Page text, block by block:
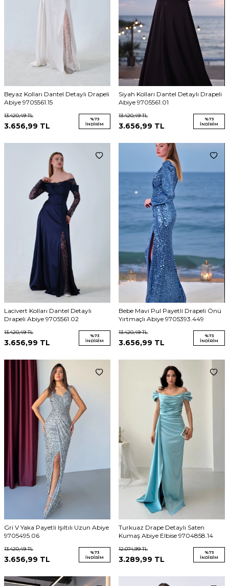
Beyaz Kolları Dantel Detaylı Drapeli
Abiye 9705561.15
13.420,49TL
3.656,99 TL
%73
İNDIRIM
Siyah Kolları Dantel Detaylı Drapeli
Abiye 9705561.01
13.420,49TL
3.656,99 TL
%73
İNDIRIM
Lacivert Kolları Dantel Detaylı
Drapeli Abiye 9705561.02
13.420,49TL
3.656,99 TL
%73
İNDIRIM
Bebe Mavi Pul Payetli Drapeli Önü
Yırtmaçlı Abiye 9705393.449
13.420,49TL
3.656,99 TL
%73
İNDIRIM
Gri V Yaka Payetli Işıltılı Uzun Abiye
9705495.06
13.420,49TL
3.656,99 TL
%73
İNDIRIM
Turkuaz Drape Detaylı Saten
Kumaş Abiye Elbise 9704858.14
12.074,99TL
3.289,99 TL
%73
İNDIRIM